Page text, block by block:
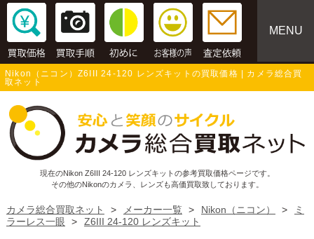
MENU
Nikon（ニコン）Z6III 24-120 レンズキットの買取価格 | カメラ総合買
取ネット
現在のNikon Z6III 24-120 レンズキットの参考買取価格ページです。
その他のNikonのカメラ、レンズも高価買取致しております。
カメラ総合買取ネット > メーカー一覧 > Nikon（ニコン） >
ミ
ラーレス一眼
> Z6III 24-120 レンズキット